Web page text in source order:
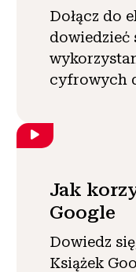
Dołącz do
dowiedzieć
cyfrowych
Jak
Google
Dowiedz
Książek